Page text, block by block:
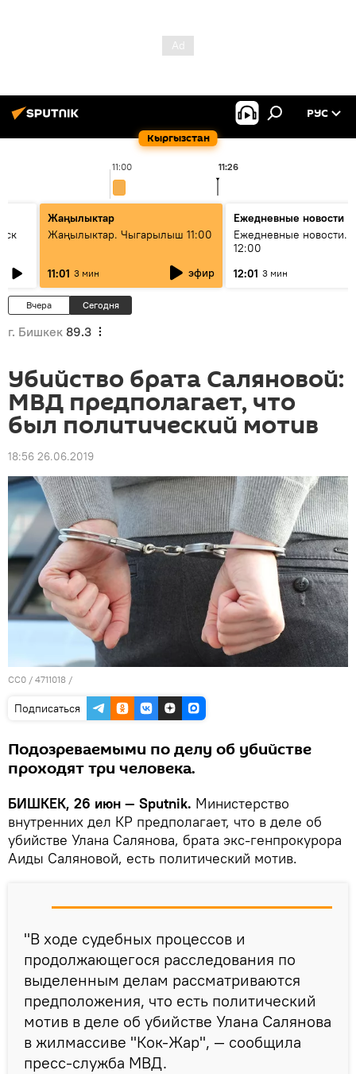
Кыргызстан
РУС
11:00 11:26
Жаңылыктар
Жаңылыктар. Чыгарылыш 11:00
11:01 3 мин эфир
Ежедневные новости
Ежедневные новости.
12:00
12:01 3 мин
Вчера Сегодня
г. Бишкек 89.3
Убийство брата Саляновой:
МВД предполагает, что
был политический мотив
18:56 26.06.2019
CC0 / 4711018 /
Подписаться
Подозреваемыми по делу об убийстве
проходят три человека.
БИШКЕК, 26 июн — Sputnik. Министерство
внутренних дел КР предполагает, что в деле об
убийстве Улана Салянова, брата экс-генпрокурора
Аиды Саляновой, есть политический мотив.
"В ходе судебных процессов и
продолжающегося расследования по
выделенным делам рассматриваются
предположения, что есть политический
мотив в деле об убийстве Улана Салянова
в жилмассиве "Кок-Жар", — сообщила
пресс-служба МВД.